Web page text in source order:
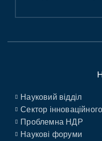
Науковий відділ
Сектор
Проблемна НДР
Наукові форуми